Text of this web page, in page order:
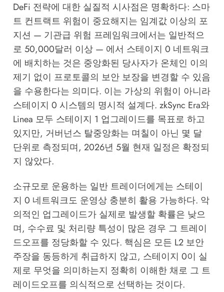
DeFi 전략에 대한 실질적 시사점은 명확하다: 스마
트 컨트랙트 위험이 중요해지는 임계값 이상의 포
지션 — 기관급 위험 프레임워크에서는 일반적으
로 50,000달러 이상 — 에서 스테이지 0 네트워크
에 배치하는 것은 중앙화된 당사자가 온체인 이의
제기 없이 프로토콜의 보안 보장을 변경할 수 있음
을 수용한다는 의미다. 이는 가상의 위험이 아니라
스테이지 0 시스템의 명시적 설계다. zkSync Era와
Linea 모두 스테이지 1 업그레이드를 목표로 하고
있지만, 거버넌스 탈중앙화는 며칠이 아닌 몇 달
단위로 측정되며, 2026년 5월 현재 일정은 확정되
지 않았다.
소규모로 운용하는 일반 트레이더에게는 스테이
지 0 네트워크도 운영상 충분히 활용 가능하다. 악
의적인 업그레이드가 실제로 발생할 확률은 낮으
며, 수수료 및 처리량 특성이 많은 경우 그 트레이
드오프를 정당화할 수 있다. 핵심은 모든 L2 보안
주장을 동등하게 취급하지 않고, 스테이지 0이 실
제로 무엇을 의미하는지 정확히 이해한 채로 그 트
레이드오프를 의식적으로 선택하는 것이다.